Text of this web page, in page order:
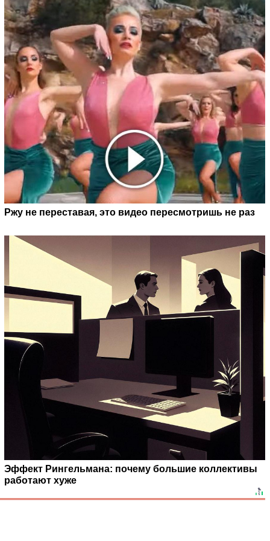
Ржу не переставая, это видео пересмотришь не раз
Эффект Рингельмана: почему большие коллективы
работают хуже